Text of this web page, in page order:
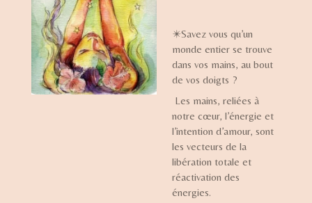
✴️Savez vous qu’un
monde entier se trouve
dans vos mains, au bout
de vos doigts ?
Les mains, reliées à
notre cœur, l’énergie et
l’intention d’amour, sont
les vecteurs de la
libération totale et
réactivation des
énergies.